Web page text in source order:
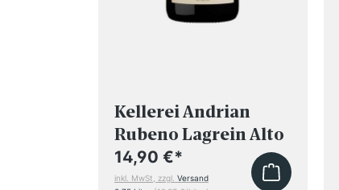
Kellerei Andrian
Rubeno Lagrein Alto
Adige DOC 2025
14,90 €*
inkl. MwSt, zzgl. Versand